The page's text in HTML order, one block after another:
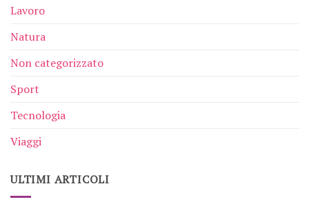
Lavoro
Natura
Non categorizzato
Sport
Tecnologia
Viaggi
ULTIMI ARTICOLI